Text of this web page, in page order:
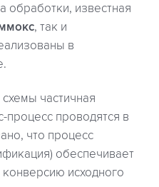
обработки, известная
, так и
в
схемы частичная
процесс проводятся в
что процесс
обеспечивает
исходного